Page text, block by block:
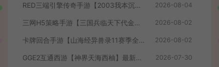
RED三端引擎传奇手游【2003我本沉默】最新整理Win系服务端+安卓苹果PC三端+详细搭建教程 2026-08-04
三网H5策略手游【三国兵临天下代金券内购七合修复版】最新整理单机一键即玩镜像端+Linux手工服务端+管理后台+GM授权后台+简易安卓客户端+详细搭建教程+视频教程 2026-08-02
卡牌回合手游【山海经异兽录11赛季全人物代金券内购版】最新整理WIN系服务端+授权GM后台+管理后台+热更修改工具+安卓+详细搭建教程 2026-08-02
GGE2互通西游【神界天海西柚】最新整理Win系服务端+安卓苹果PC三端+内置GM工具+全套源码+详细搭建教程+视频教程 2026-07-30